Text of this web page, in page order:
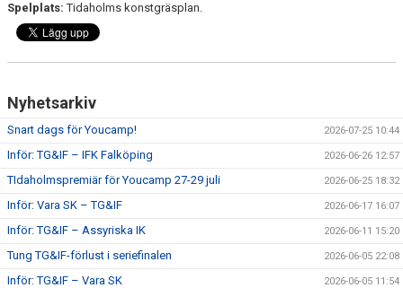
Spelplats:Tidaholms konstgräsplan.
Nyhetsarkiv
Snart dags för Youcamp! 2026-07-25 10:44
Inför: TG&IF – IFK Falköping 2026-06-26 12:57
TIdaholmspremiär för Youcamp 27-29 juli 2026-06-25 18:32
Inför: Vara SK – TG&IF 2026-06-17 16:07
Inför: TG&IF – Assyriska IK 2026-06-11 15:20
Tung TG&IF-förlust i seriefinalen 2026-06-05 22:08
Inför: TG&IF – Vara SK 2026-06-05 11:54